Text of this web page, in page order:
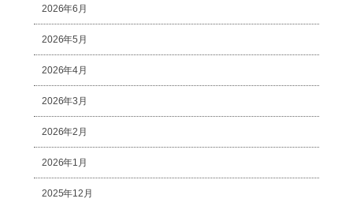
2026年6月
2026年5月
2026年4月
2026年3月
2026年2月
2026年1月
2025年12月